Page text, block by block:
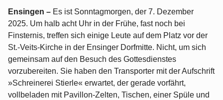
Ensingen – Es ist Sonntagmorgen, der 7. Dezember
2025. Um halb acht Uhr in der Frühe, fast noch bei
Finsternis, treffen sich einige Leute auf dem Platz vor der
St.-Veits-Kirche in der Ensinger Dorfmitte. Nicht, um sich
gemeinsam auf den Besuch des Gottesdienstes
vorzubereiten. Sie haben den Transporter mit der Aufschrift
»Schreinerei Stierle« erwartet, der gerade vorfährt,
vollbeladen mit Pavillon-Zelten, Tischen, einer Spüle und